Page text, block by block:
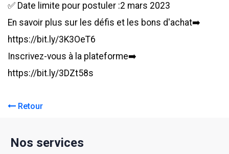
✅ Date limite pour postuler :2 mars 2023
En savoir plus sur les défis et les bons d'achat➡️
https://bit.ly/3K3OeT6
Inscrivez-vous à la plateforme➡️
https://bit.ly/3DZt58s
Retour
Nos services